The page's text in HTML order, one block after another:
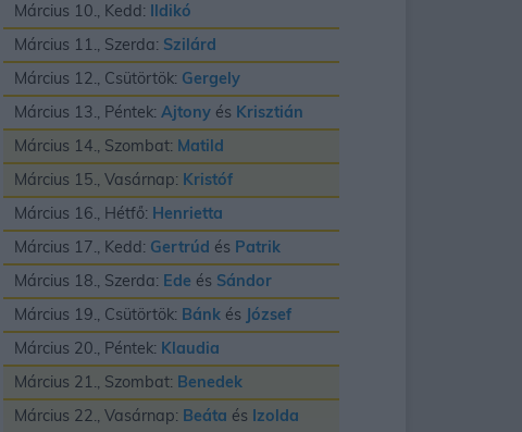
Március 10., Kedd: Ildikó
Március 11., Szerda: Szilárd
Március 12., Csütörtök: Gergely
Március 13., Péntek:Ajtony és Krisztián
Március 14., Szombat: Matild
Március 15., Vasárnap: Kristóf
Március 16., Hétfő: Henrietta
Március 17., Kedd: Gertrúd és Patrik
Március 18., Szerda: Ede és Sándor
Március 19., Csütörtök: Bánk és József
Március 20., Péntek: Klaudia
Március 21., Szombat: Benedek
Március 22., Vasárnap: Beáta és Izolda